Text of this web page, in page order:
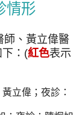
情形
師、黃立偉醫
下：(紅色表示
黃立偉；夜診：